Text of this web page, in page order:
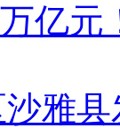
万亿
雅